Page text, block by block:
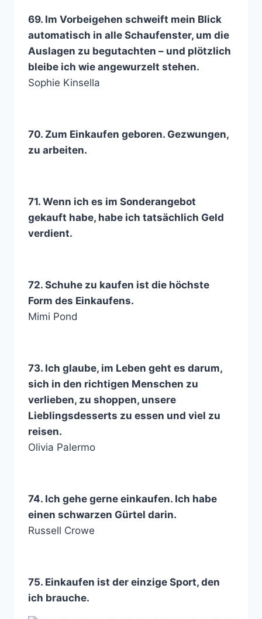
69. Im Vorbeigehen schweift mein Blick
automatisch in alle Schaufenster, um die
Auslagen zu begutachten – und plötzlich
bleibe ich wie angewurzelt stehen.
Sophie Kinsella
70. Zum Einkaufen geboren. Gezwungen,
zu arbeiten.
71. Wenn ich es im Sonderangebot
gekauft habe, habe ich tatsächlich Geld
verdient.
72. Schuhe zu kaufen ist die höchste
Form des Einkaufens.
Mimi Pond
73. Ich glaube, im Leben geht es darum,
sich in den richtigen Menschen zu
verlieben, zu shoppen, unsere
Lieblingsdesserts zu essen und viel zu
reisen.
Olivia Palermo
74. Ich gehe gerne einkaufen. Ich habe
einen schwarzen Gürtel darin.
Russell Crowe
75. Einkaufen ist der einzige Sport, den
ich brauche.